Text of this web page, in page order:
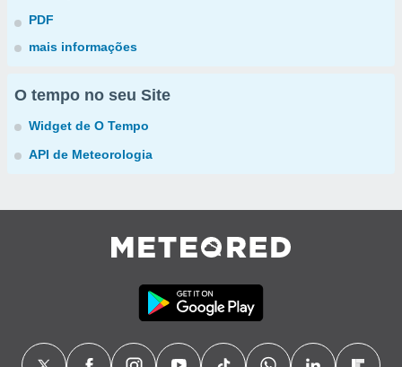
PDF
mais informações
O tempo no seu Site
Widget de O Tempo
API de Meteorologia